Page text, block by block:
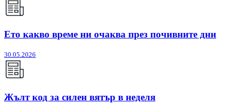
Ето какво време ни очаква през почивните дни
30.05.2026
Жълт код за силен вятър в неделя